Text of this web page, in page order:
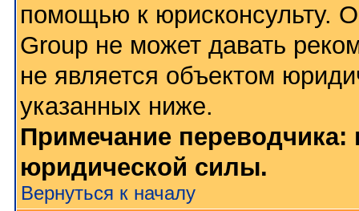
помощью к юрисконсульту.
Group не может давать
не является объектом
указанных ниже.
Примечание
юридической силы.
Вернуться к началу